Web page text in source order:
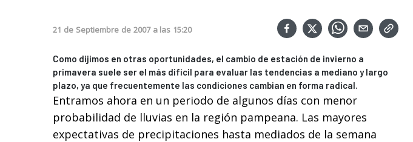
21 de Septiembre de 2007 a las 15:20
Como dijimos en otras oportunidades, el cambio de estación de invierno a
primavera suele ser el más difícil para evaluar las tendencias a mediano y largo
plazo, ya que frecuentemente las condiciones cambian en forma radical.
Entramos ahora en un periodo de algunos días con menor
probabilidad de lluvias en la región pampeana. Las mayores
expectativas de precipitaciones hasta mediados de la semana